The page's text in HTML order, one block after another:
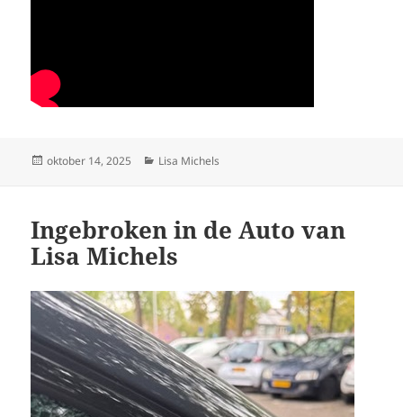
Geplaatst
oktober 14, 2025 Categorieën
Lisa Michels
Ingebroken in de Auto van
Lisa Michels